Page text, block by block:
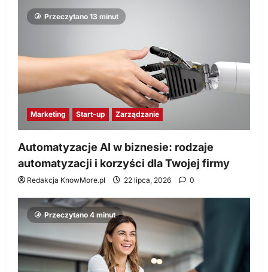
Przeczytano 13 minut
Marketing Start-up Zarządzanie
Automatyzacje AI w biznesie: rodzaje
automatyzacji i korzyści dla Twojej firmy
Redakcja KnowMore.pl 22 lipca, 2026 0
Przeczytano 4 minut